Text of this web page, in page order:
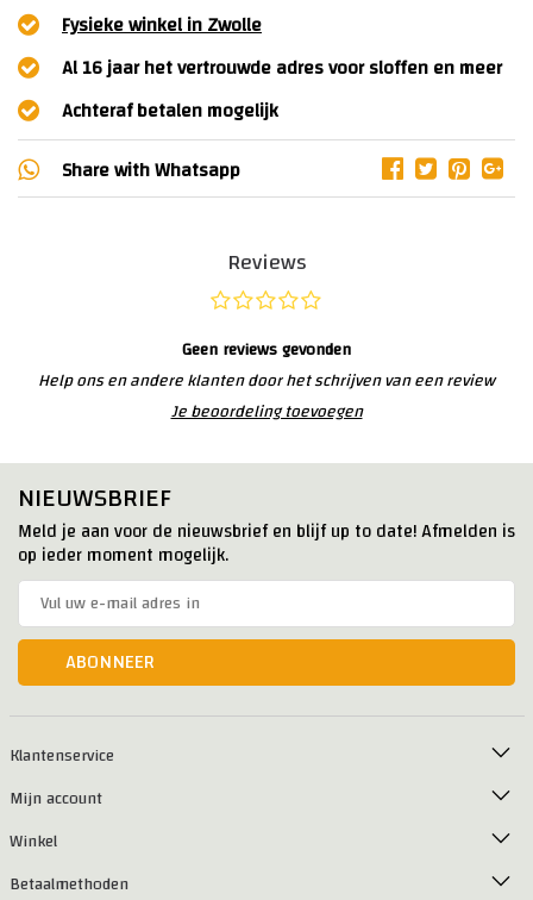
Fysieke winkel in Zwolle
Al 16 jaar het vertrouwde adres voor sloffen en meer
Achteraf betalen mogelijk
Share withWhatsapp
Reviews
Geen reviews gevonden
Help ons en andere klanten door het schrijven van een review
Je beoordeling toevoegen
NIEUWSBRIEF
Meld je aan voor de nieuwsbrief en blijf up to date! Afmelden is
op ieder moment mogelijk.
ABONNEER
Klantenservice
Mijn account
Winkel
Betaalmethoden